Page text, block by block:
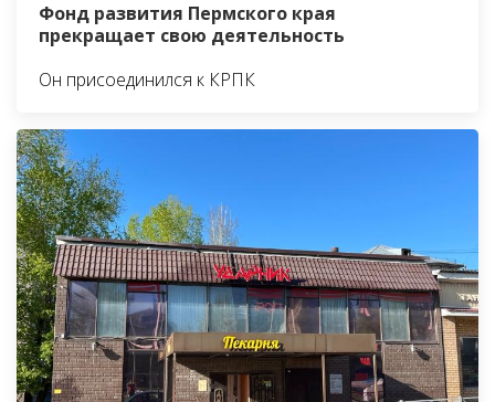
Фонд развития Пермского края
прекращает свою деятельность
Он присоединился к КРПК